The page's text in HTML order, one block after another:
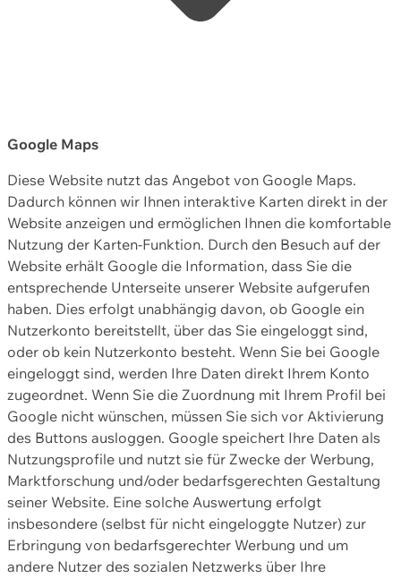
Google Maps
Diese Website nutzt das Angebot von Google Maps.
Dadurch können wir Ihnen interaktive Karten direkt in der
Website anzeigen und ermöglichen Ihnen die komfortable
Nutzung der Karten-Funktion. Durch den Besuch auf der
Website erhält Google die Information, dass Sie die
entsprechende Unterseite unserer Website aufgerufen
haben. Dies erfolgt unabhängig davon, ob Google ein
Nutzerkonto bereitstellt, über das Sie eingeloggt sind,
oder ob kein Nutzerkonto besteht. Wenn Sie bei Google
eingeloggt sind, werden Ihre Daten direkt Ihrem Konto
zugeordnet. Wenn Sie die Zuordnung mit Ihrem Profil bei
Google nicht wünschen, müssen Sie sich vor Aktivierung
des Buttons ausloggen. Google speichert Ihre Daten als
Nutzungsprofile und nutzt sie für Zwecke der Werbung,
Marktforschung und/oder bedarfsgerechten Gestaltung
seiner Website. Eine solche Auswertung erfolgt
insbesondere (selbst für nicht eingeloggte Nutzer) zur
Erbringung von bedarfsgerechter Werbung und um
andere Nutzer des sozialen Netzwerks über Ihre